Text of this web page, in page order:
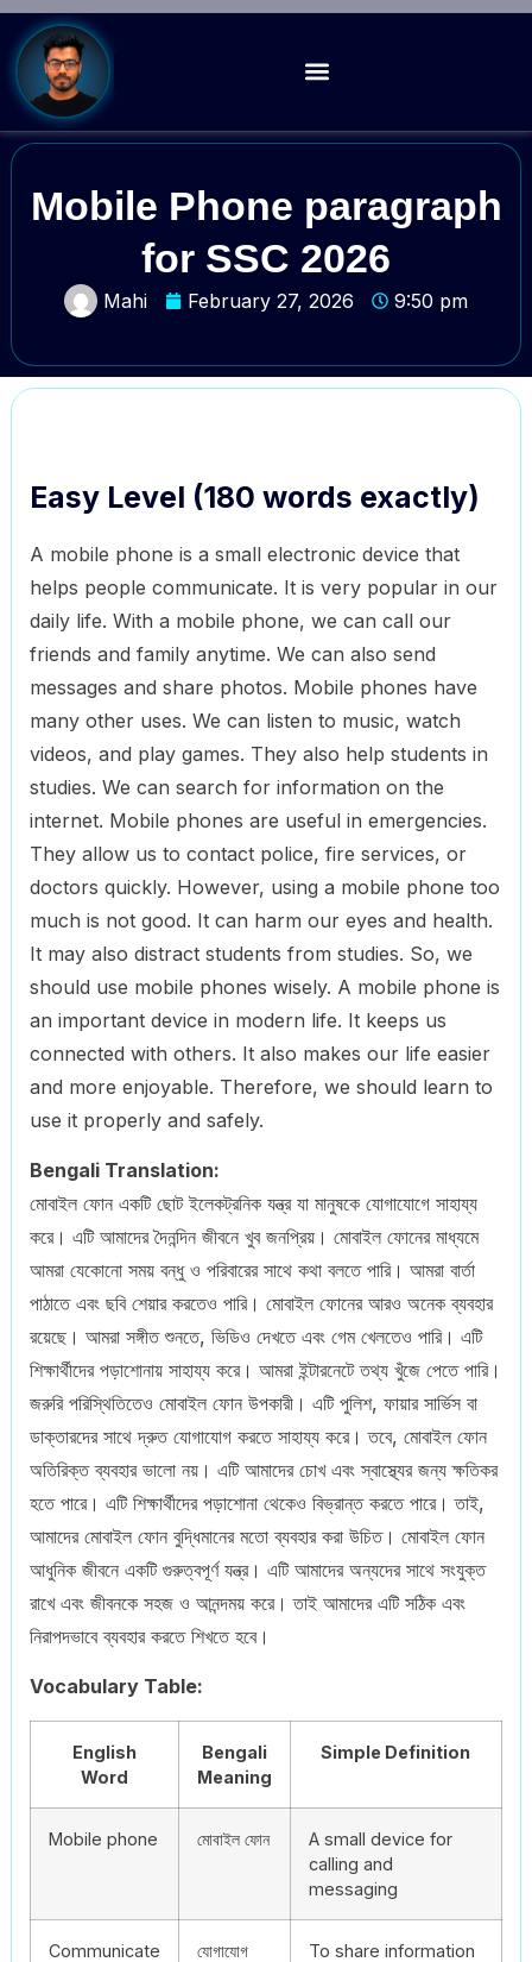
Mobile Phone paragraph
for SSC 2026
Mahi February 27, 2026 9:50 pm
Easy Level (180 words exactly)
A mobile phone is a small electronic device that
helps people communicate. It is very popular in our
daily life. With a mobile phone, we can call our
friends and family anytime. We can also send
messages and share photos. Mobile phones have
many other uses. We can listen to music, watch
videos, and play games. They also help students in
studies. We can search for information on the
internet. Mobile phones are useful in emergencies.
They allow us to contact police, fire services, or
doctors quickly. However, using a mobile phone too
much is not good. It can harm our eyes and health.
It may also distract students from studies. So, we
should use mobile phones wisely. A mobile phone is
an important device in modern life. It keeps us
connected with others. It also makes our life easier
and more enjoyable. Therefore, we should learn to
use it properly and safely.
Bengali Translation:
মোবাইল ফোন একটি ছোট ইলেকট্রনিক যন্ত্র যা মানুষকে যোগাযোগে সাহায্য
করে। এটি আমাদের দৈনন্দিন জীবনে খুব জনপ্রিয়। মোবাইল ফোনের মাধ্যমে
আমরা যেকোনো সময় বন্ধু ও পরিবারের সাথে কথা বলতে পারি। আমরা বার্তা
পাঠাতে এবং ছবি শেয়ার করতেও পারি। মোবাইল ফোনের আরও অনেক ব্যবহার
রয়েছে। আমরা সঙ্গীত শুনতে, ভিডিও দেখতে এবং গেম খেলতেও পারি। এটি
শিক্ষার্থীদের পড়াশোনায় সাহায্য করে। আমরা ইন্টারনেটে তথ্য খুঁজে পেতে পারি।
জরুরি পরিস্থিতিতেও মোবাইল ফোন উপকারী। এটি পুলিশ, ফায়ার সার্ভিস বা
ডাক্তারদের সাথে দ্রুত যোগাযোগ করতে সাহায্য করে। তবে, মোবাইল ফোন
অতিরিক্ত ব্যবহার ভালো নয়। এটি আমাদের চোখ এবং স্বাস্থ্যের জন্য ক্ষতিকর
হতে পারে। এটি শিক্ষার্থীদের পড়াশোনা থেকেও বিভ্রান্ত করতে পারে। তাই,
আমাদের মোবাইল ফোন বুদ্ধিমানের মতো ব্যবহার করা উচিত। মোবাইল ফোন
আধুনিক জীবনে একটি গুরুত্বপূর্ণ যন্ত্র। এটি আমাদের অন্যদের সাথে সংযুক্ত
রাখে এবং জীবনকে সহজ ও আনন্দময় করে। তাই আমাদের এটি সঠিক এবং
নিরাপদভাবে ব্যবহার করতে শিখতে হবে।
Vocabulary Table:
English
Word
Bengali
Meaning
Simple Definition
Mobile phone মোবাইল ফোন
A small device for
calling and
messaging
Communicate
যোগাযোগ
To share information